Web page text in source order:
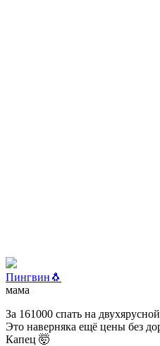
Пингвин🐧
мама
За 161000 спать на
Это наверняка ещё цены без
Капец 🤯